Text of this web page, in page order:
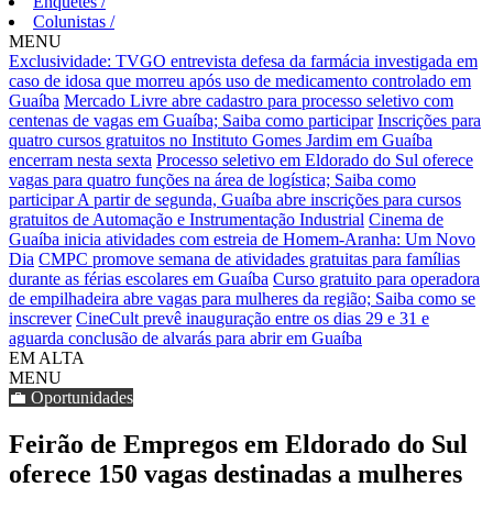
Colunistas /
MENU
Exclusividade: TVGO entrevista defesa da farmácia investigada em
caso de idosa que morreu após uso de medicamento controlado em
Guaíba Mercado Livre abre cadastro para processo seletivo com
centenas de vagas em Guaíba; Saiba como participar Inscrições para
quatro cursos gratuitos no Instituto Gomes Jardim em Guaíba
encerram nesta sexta Processo seletivo em Eldorado do Sul oferece
vagas para quatro funções na área de logística; Saiba como
participarA partir de segunda, Guaíba abre inscrições para cursos
gratuitos de Automação e Instrumentação Industrial Cinema de
Guaíba inicia atividades com estreia de Homem-Aranha: Um Novo
Dia CMPC promove semana de atividades gratuitas para famílias
durante as férias escolares em Guaíba Curso gratuito para operadora
de empilhadeira abre vagas para mulheres da região; Saiba como se
inscrever CineCult prevê inauguração entre os dias 29 e 31 e
aguarda conclusão de alvarás para abrir em Guaíba
EM ALTA
MENU
💼 Oportunidades
Feirão de Empregos em Eldorado do Sul
oferece 150 vagas destinadas a mulheres